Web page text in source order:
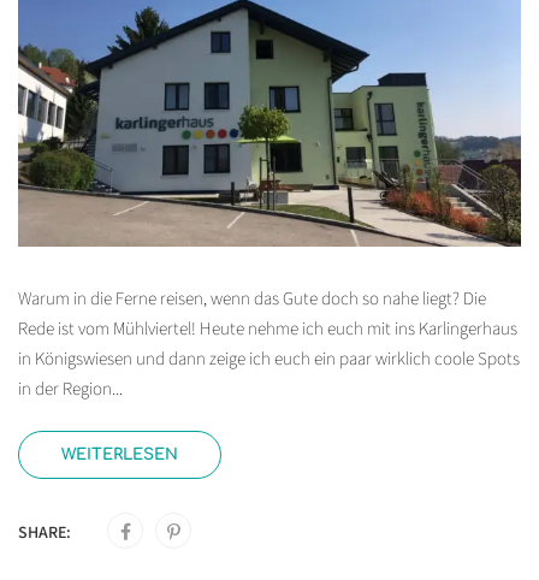
Warum in die Ferne reisen, wenn das Gute doch so nahe liegt? Die
Rede ist vom Mühlviertel! Heute nehme ich euch mit ins Karlingerhaus
in Königswiesen und dann zeige ich euch ein paar wirklich coole Spots
in der Region...
WEITERLESEN
SHARE: